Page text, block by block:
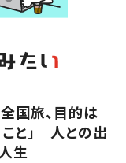
国旅、目的は
こと」 人との出
生